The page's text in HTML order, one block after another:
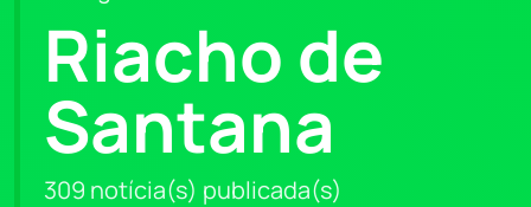
Riacho de
Santana
309 notícia(s) publicada(s)